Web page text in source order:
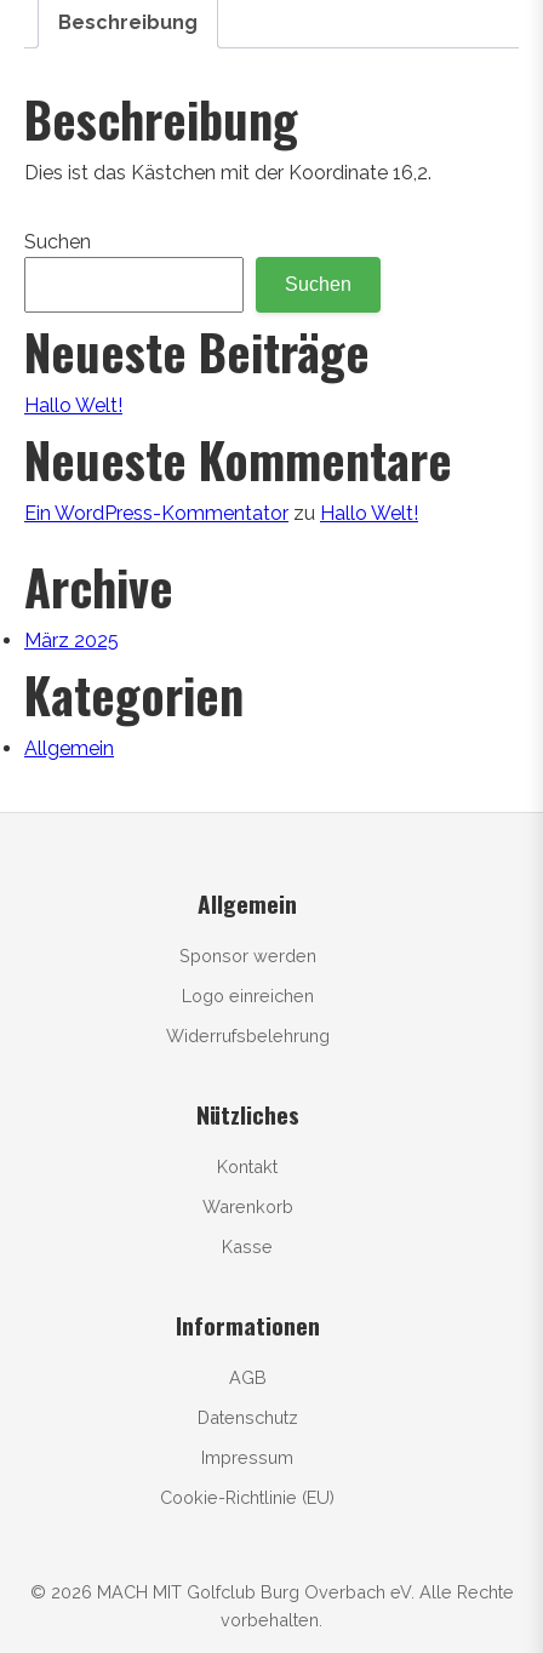
Beschreibung
Beschreibung
Dies ist das Kästchen mit der Koordinate 16,2.
Suchen
Suchen
Neueste Beiträge
Hallo Welt!
Neueste Kommentare
Ein WordPress-Kommentator zu Hallo Welt!
Archive
März 2025
Kategorien
Allgemein
Allgemein
Sponsor werden
Logo einreichen
Widerrufsbelehrung
Nützliches
Kontakt
Warenkorb
Kasse
Informationen
AGB
Datenschutz
Impressum
Cookie-Richtlinie (EU)
© 2026 MACH MIT Golfclub Burg Overbach eV. Alle Rechte
vorbehalten.